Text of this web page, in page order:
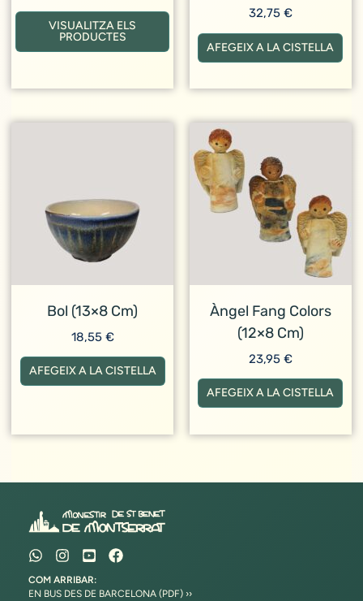
VISUALITZA ELS
PRODUCTES
32,75 €
AFEGEIX A LA CISTELLA
Bol (13×8 Cm)
18,55 €
AFEGEIX A LA CISTELLA
Àngel Fang Colors
(12×8 Cm)
23,95 €
AFEGEIX A LA CISTELLA
COM ARRIBAR:
EN BUS DES DE BARCELONA (PDF) ››